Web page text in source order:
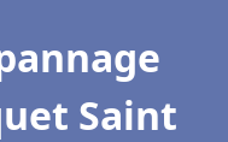
Saint